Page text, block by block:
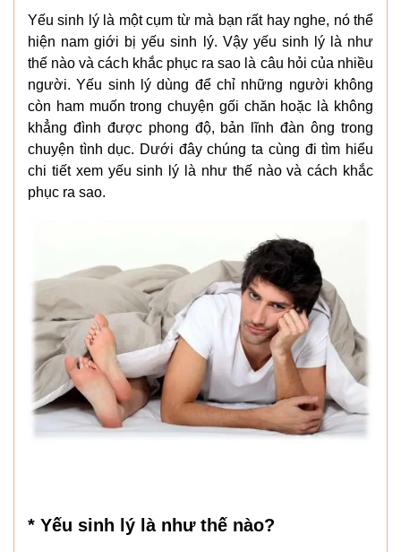
Yếu sinh lý là một cụm từ mà bạn rất hay nghe, nó thể
hiện nam giới bị yếu sinh lý. Vậy yếu sinh lý là như
thế nào và cách khắc phục ra sao là câu hỏi của nhiều
người. Yếu sinh lý dùng để chỉ những người không
còn ham muốn trong chuyện gối chăn hoặc là không
khẳng đình được phong độ, bản lĩnh đàn ông trong
chuyện tình dục. Dưới đây chúng ta cùng đi tìm hiểu
chi tiết xem yếu sinh lý là như thế nào và cách khắc
phục ra sao.
* Yếu sinh lý là như thế nào?